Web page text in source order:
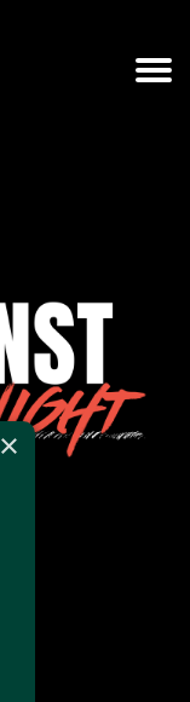
×